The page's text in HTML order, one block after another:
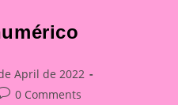
April de 2022
0 Comments